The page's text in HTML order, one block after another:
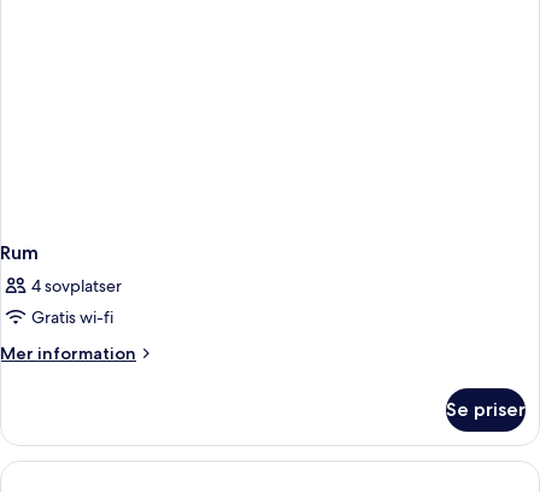
Rum
4 sovplatser
Gratis wi-fi
Mer information
Mer
Se priser